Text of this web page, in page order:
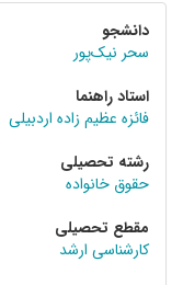
دانشجو
سحر نیک‌پور
استاد راهنما
فائزه عظیم زاده اردبیلی
رشته تحصیلی
حقوق خانواده
مقطع تحصیلی
کارشناسی ارشد